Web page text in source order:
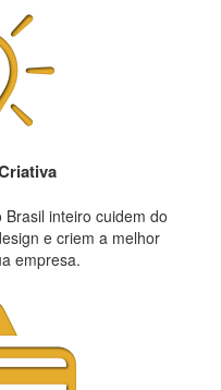
inteiro cuidem do
e criem a melhor
empresa.